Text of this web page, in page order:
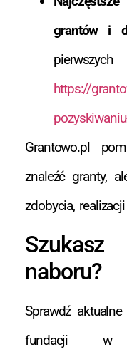
grantów i
https://
Grantowo.pl
znaleźć granty,
zdobycia,
naboru?
Sprawdź
fundacji w